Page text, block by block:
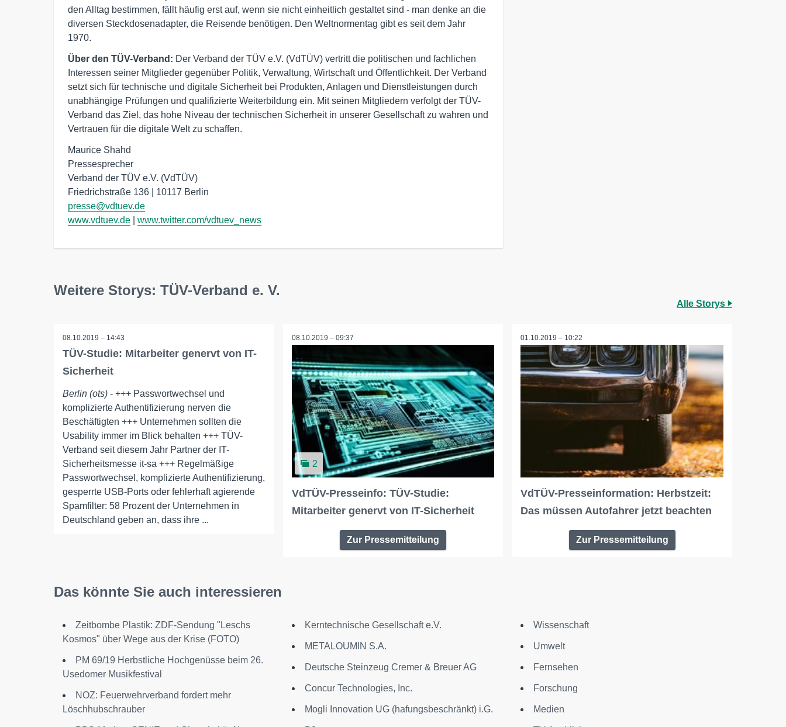
den Alltag bestimmen, fällt häufig erst auf, wenn sie nicht einheitlich gestaltet sind - man denke an die
diversen Steckdosenadapter, die Reisende benötigen. Den Weltnormentag gibt es seit dem Jahr
1970.
Über den TÜV-Verband: Der Verband der TÜV e.V. (VdTÜV) vertritt die politischen und fachlichen
Interessen seiner Mitglieder gegenüber Politik, Verwaltung, Wirtschaft und Öffentlichkeit. Der Verband
setzt sich für technische und digitale Sicherheit bei Produkten, Anlagen und Dienstleistungen durch
unabhängige Prüfungen und qualifizierte Weiterbildung ein. Mit seinen Mitgliedern verfolgt der TÜV-
Verband das Ziel, das hohe Niveau der technischen Sicherheit in unserer Gesellschaft zu wahren und
Vertrauen für die digitale Welt zu schaffen.
Maurice Shahd
Pressesprecher
Verband der TÜV e.V. (VdTÜV)
presse@vdtuev.de
www.vdtuev.de
www.twitter.com/vdtuev_news
Weitere Storys: TÜV-Verband e. V.
Alle Storys
08.10.2019 – 14:43
TÜV-Studie: Mitarbeiter genervt von IT-
Sicherheit
Berlin (ots) - +++ Passwortwechsel und
komplizierte Authentifizierung nerven die
Beschäftigten +++ Unternehmen sollten die
Usability immer im Blick behalten +++ TÜV-
Verband seit diesem Jahr Partner der IT-
Sicherheitsmesse it-sa +++ Regelmäßige
Passwortwechsel, komplizierte Authentifizierung,
gesperrte USB-Ports oder fehlerhaft agierende
Spamfilter: 58 Prozent der Unternehmen in
Deutschland geben an, dass ihre ...
08.10.2019 – 09:37
2
VdTÜV-Presseinfo: TÜV-Studie:
Mitarbeiter genervt von IT-Sicherheit
Zur Pressemitteilung
01.10.2019 – 10:22
VdTÜV-Presseinformation: Herbstzeit:
Das müssen Autofahrer jetzt beachten
Zur Pressemitteilung
Das könnte Sie auch interessieren
Zeitbombe Plastik: ZDF-Sendung "Leschs
Kosmos" über Wege aus der Krise (FOTO)
PM 69/19 Herbstliche Hochgenüsse beim 26.
Usedomer Musikfestival
NOZ: Feuerwehrverband fordert mehr
Löschhubschrauber
Kerntechnische Gesellschaft e.V.
METALOUMIN S.A.
Deutsche Steinzeug Cremer & Breuer AG
Concur Technologies, Inc.
Mogli Innovation UG (hafungsbeschränkt) i.G.
Wissenschaft
Umwelt
Fernsehen
Forschung
Medien